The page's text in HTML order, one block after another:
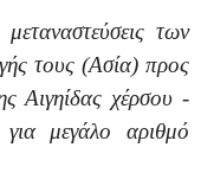
των
τους (Ασία) προς
Αιγηίδας χέρσου -
για μεγάλο αριθμό